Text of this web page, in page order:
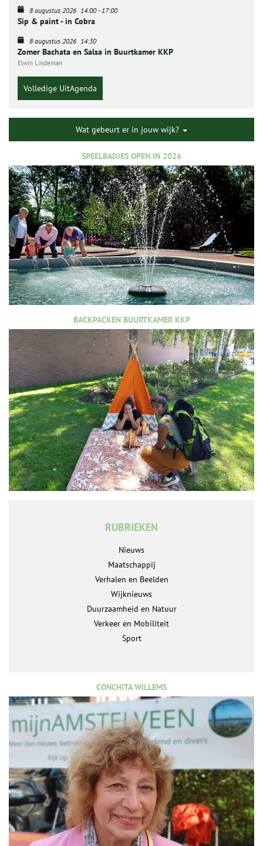
8 augustus 2026 14:00-17:00
Sip & paint - in Cobra
8 augustus 2026 14:30
Zomer Bachata en Salsa in Buurtkamer KKP
Elwin Lindeman
Volledige UitAgenda
Wat gebeurt er in jouw wijk?
SPEELBADJES OPEN IN 2026
BACKPACKEN BUURTKAMER KKP
RUBRIEKEN
Nieuws
Maatschappij
Verhalen en Beelden
Wijknieuws
Duurzaamheid en Natuur
Verkeer en Mobiliteit
Sport
CONCHITA WILLEMS